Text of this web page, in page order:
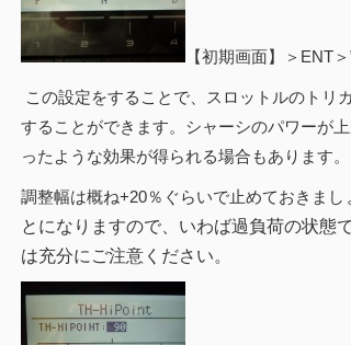
【初期画面】＞ENT
この設定をすることで、スロットルのトリ
することができます。シャーシのパワーが
ったような効果が得られる場合もあります。
調整幅は概ね+20％ぐらいで止めておきまし
とになりますので、いわば過負荷の状態
は充分にご注意ください。